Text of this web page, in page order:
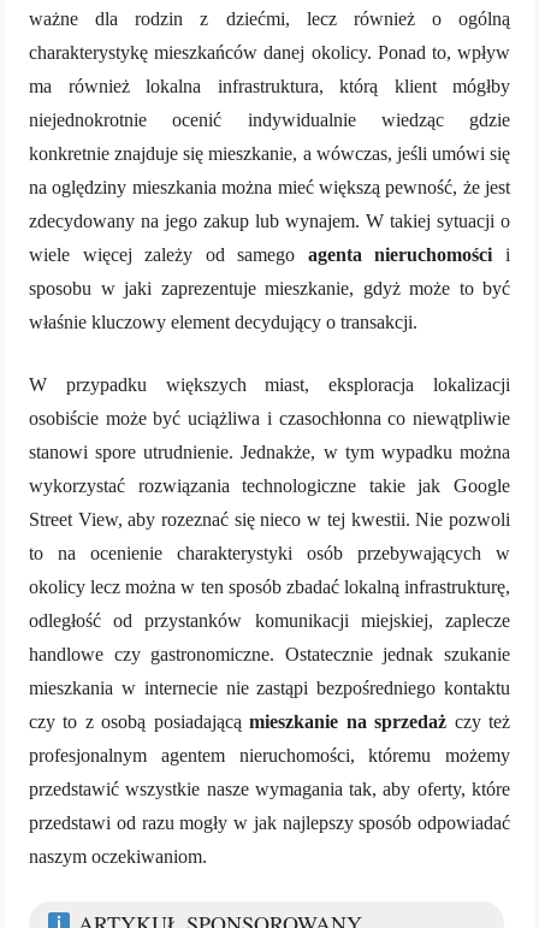
ważne dla rodzin z dziećmi, lecz również o ogólną
charakterystykę mieszkańców danej okolicy. Ponad to, wpływ
ma również lokalna infrastruktura, którą klient mógłby
niejednokrotnie ocenić indywidualnie wiedząc gdzie
konkretnie znajduje się mieszkanie, a wówczas, jeśli umówi się
na oględziny mieszkania można mieć większą pewność, że jest
zdecydowany na jego zakup lub wynajem. W takiej sytuacji o
wiele więcej zależy od samego agenta nieruchomości i
sposobu w jaki zaprezentuje mieszkanie, gdyż może to być
właśnie kluczowy element decydujący o transakcji.
W przypadku większych miast, eksploracja lokalizacji
osobiście może być uciążliwa i czasochłonna co niewątpliwie
stanowi spore utrudnienie. Jednakże, w tym wypadku można
wykorzystać rozwiązania technologiczne takie jak Google
Street View, aby rozeznać się nieco w tej kwestii. Nie pozwoli
to na ocenienie charakterystyki osób przebywających w
okolicy lecz można w ten sposób zbadać lokalną infrastrukturę,
odległość od przystanków komunikacji miejskiej, zaplecze
handlowe czy gastronomiczne. Ostatecznie jednak szukanie
mieszkania w internecie nie zastąpi bezpośredniego kontaktu
czy to z osobą posiadającąmieszkanie na sprzedaż czy też
profesjonalnym agentem nieruchomości, któremu możemy
przedstawić wszystkie nasze wymagania tak, aby oferty, które
przedstawi od razu mogły w jak najlepszy sposób odpowiadać
naszym oczekiwaniom.